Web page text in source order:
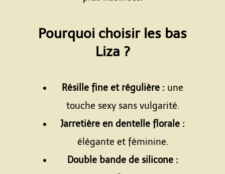
Pourquoi choisir les bas
Liza ?
Résille fine et régulière : une
touche sexy sans vulgarité.
Jarretière en dentelle florale :
élégante et féminine.
Double bande de silicone :